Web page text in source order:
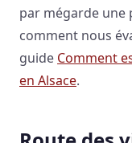
par mégarde une
comment nous
guide Comment
en Alsace.